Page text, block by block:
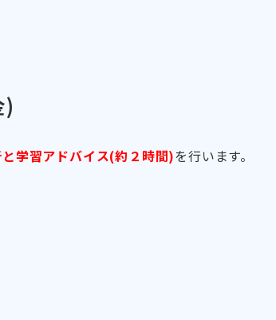
学習アドバイス(約２時間)を行います。